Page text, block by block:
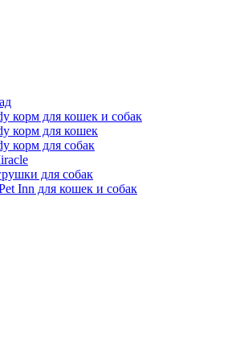
корм для кошек и собак
корм для кошек
корм для собак
для собак
Inn для кошек и собак